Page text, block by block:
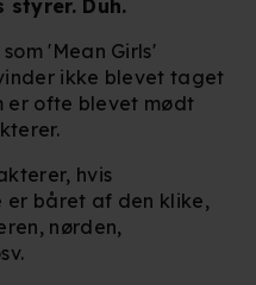
styrer. Duh.
'Mean Girls'
ikke blevet taget
er ofte blevet mødt
hvis
er båret af den klike,
nørden,